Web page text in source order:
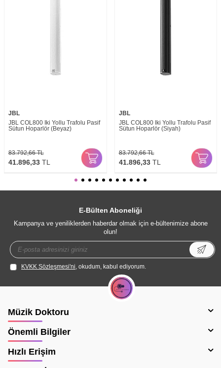
JBL
JBL COL800 İki Yollu Trafolu Pasif
Sütun Hoparlör (Beyaz)
83.792,66TL
41.896,33 TL
JBL
JBL COL800 İki Yollu Trafolu Pasif
Sütun Hoparlör (Siyah)
83.792,66TL
41.896,33TL
E-Bülten Aboneliği
Kampanya ve yeniliklerden haberdar olmak için e-bültenimize abone
olun!
KVKK Sözleşmesi'ni, okudum, kabul ediyorum.
Müzik Doktoru
Önemli Bilgiler
Hızlı Erişim